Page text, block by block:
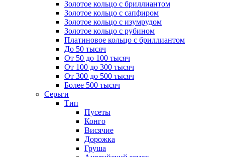
Золотое кольцо с бриллиантом
Золотое кольцо с сапфиром
Золотое кольцо с изумрудом
Золотое кольцо с рубином
Платиновое кольцо с бриллиантом
До 50 тысяч
От 50 до 100 тысяч
От 100 до 300 тысяч
От 300 до 500 тысяч
Более 500 тысяч
Серьги
Тип
Пусеты
Конго
Висячие
Дорожка
Груша